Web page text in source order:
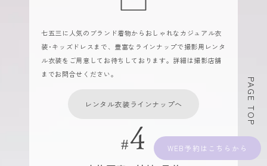
WEB予約
七五三に人気のブランド着物からおしゃれなカジュアル衣
装･キッズドレスまで、豊富なラインナップで撮影用レンタ
ル衣装をご用意してお待ちしております。詳細は撮影店舗
までお問合せください。
レンタル衣装ラインナップへ PAGE TOP